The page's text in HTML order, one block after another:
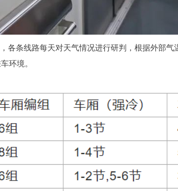
条线路每天对天气情况进行研判，根据外部气
环境。